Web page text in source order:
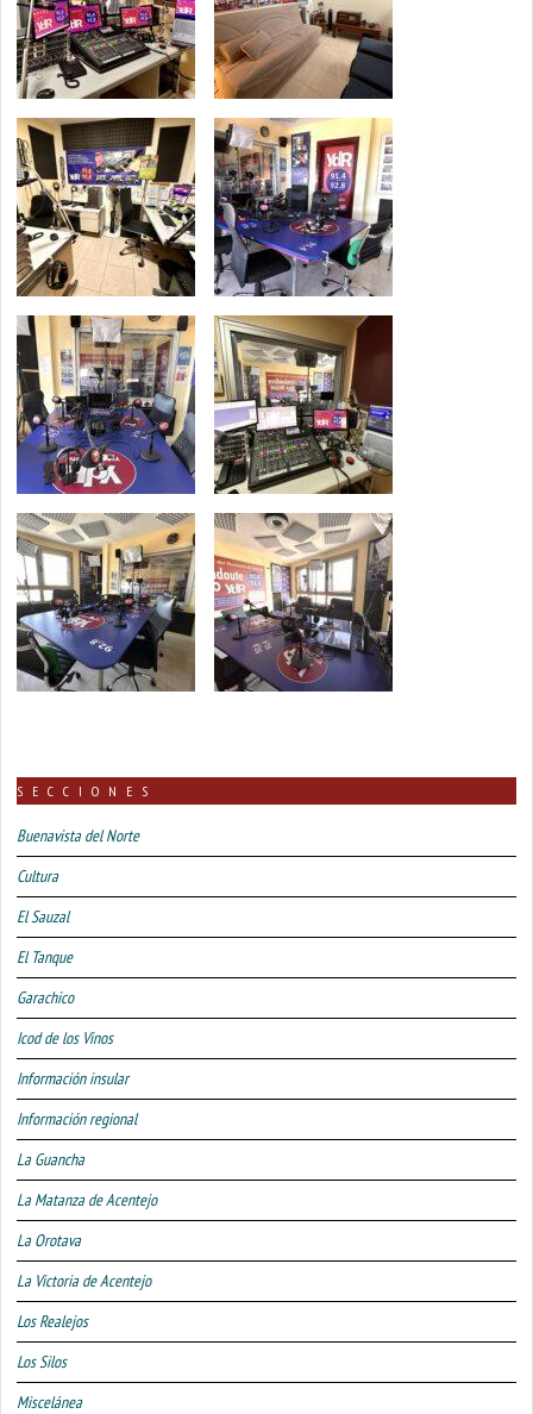
SECCIONES
Buenavista del Norte
Cultura
El Sauzal
El Tanque
Garachico
Icod de los Vinos
Información insular
Información regional
La Guancha
La Matanza de Acentejo
La Orotava
La Victoria de Acentejo
Los Realejos
Los Silos
Miscelánea